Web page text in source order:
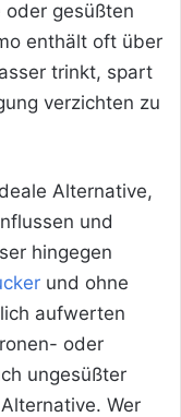
oder gesüßten
enthält oft über
trinkt, spart
verzichten zu
Alternative,
und
hingegen
und ohne
aufwerten
oder
ungesüßter
Wer